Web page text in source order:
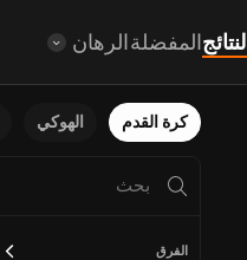
النتائجالمفضلةالرهان
كرة القدم الهوكي
الفرق